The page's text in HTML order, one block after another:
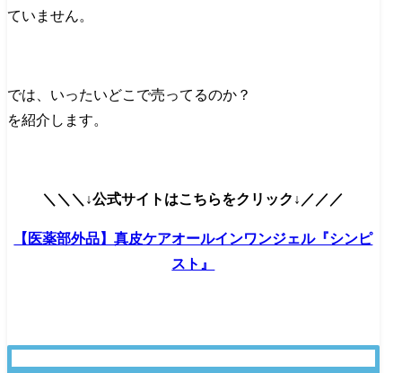
ていません。
では、いったいどこで売ってるのか？
を紹介します。
＼＼＼↓公式サイトはこちらをクリック↓／／／
【医薬部外品】真皮ケアオールインワンジェル『シンピ
スト』